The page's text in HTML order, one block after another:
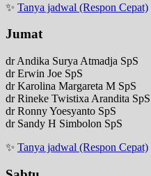
✨ Tanya jadwal (Respon Cepat)
Jumat
dr Andika Surya Atmadja SpS
dr Erwin Joe SpS
dr Karolina Margareta M SpS
dr Rineke Twistixa Arandita SpS
dr Ronny Yoesyanto SpS
dr Sandy H Simbolon SpS
✨ Tanya jadwal (Respon Cepat)